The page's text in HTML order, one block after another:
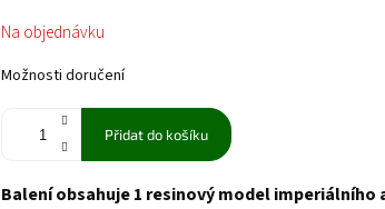
Měrná
cena:
Na objednávku
Možnosti doručení
Přidat do košíku
Balení obsahuje 1 resinový model imperiálního